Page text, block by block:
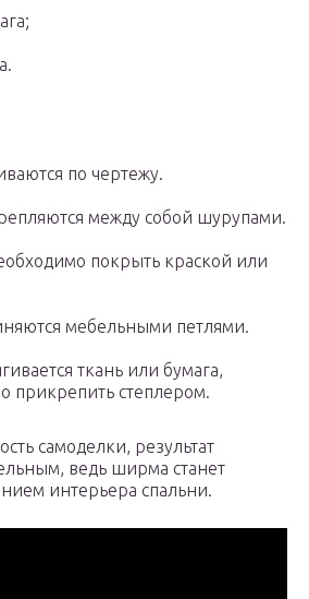
по чертежу.
между собой шурупами.
покрыть краской или
мебельными петлями.
ткань или бумага,
прикрепить степлером.
самоделки, результат
ведь ширма станет
интерьера спальни.